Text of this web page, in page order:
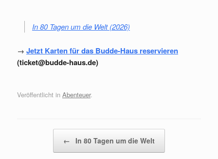
In 80 Tagen um die Welt (2026)
→ Jetzt Karten für das Budde-Haus reservieren
(ticket@budde-haus.de)
Veröffentlicht in Abenteuer.
← In 80 Tagen um die Welt